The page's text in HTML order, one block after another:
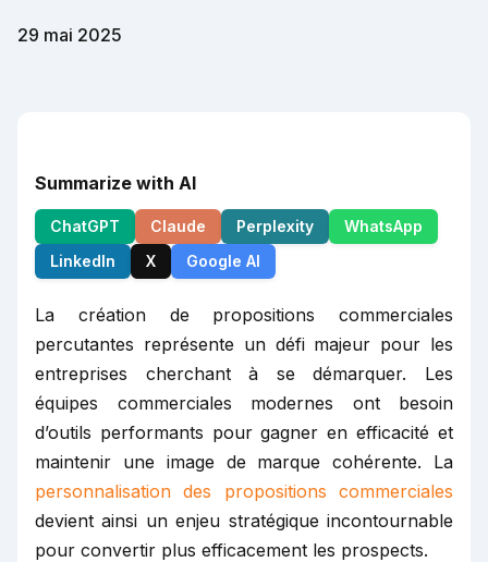
29 mai 2025
Summarize with AI
ChatGPT Claude Perplexity
WhatsApp
LinkedIn
X Google AI
La création de propositions commerciales
percutantes représente un défi majeur pour les
entreprises cherchant à se démarquer. Les
équipes commerciales modernes ont besoin
d’outils performants pour gagner en efficacité et
maintenir une image de marque cohérente. La
personnalisation des propositions commerciales
devient ainsi un enjeu stratégique incontournable
pour convertir plus efficacement les prospects.